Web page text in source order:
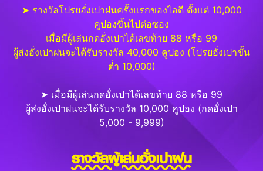
➤ รางวัลโปรยอั่งเปาฝนครั้งแรกของไอดี ตั้งแต่ 10,000
คูปองขึ้นไปต่อซอง
เมื่อมีผู้เล่นกดอั่งเปาได้เลขท้าย 88 หรือ 99
ผู้ส่งอั่งเปาฝนจะได้รับรางวัล 40,000 คูปอง (โปรยอั่งเปาขั้น
ต่ำ 10,000)
➤ เมื่อมีผู้เล่นกดอั่งเปาได้เลขท้าย 88 หรือ 99
ผู้ส่งอั่งเปาฝนจะได้รับรางวัล 10,000 คูปอง (กดอั่งเปา
5,000 - 9,999)
รางวัลผู้เล่นอั่งเปาฝน